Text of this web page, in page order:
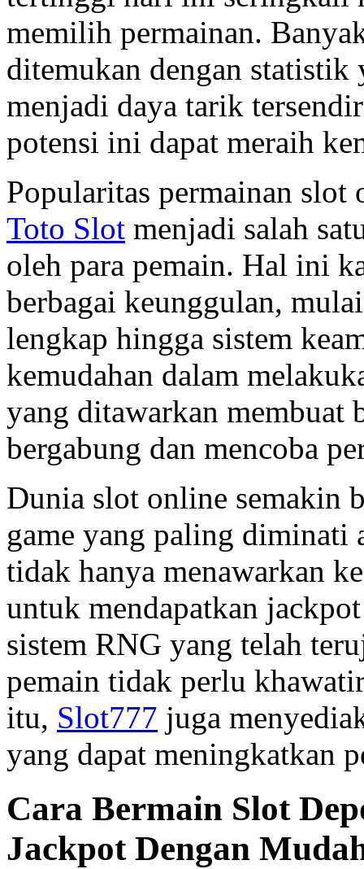
memilih permainan.
ditemukan dengan statistik
menjadi daya tarik
potensi ini dapat meraih
Popularitas permainan slot
Toto Slot menjadi salah
oleh para pemain. Hal ini
berbagai keunggulan,
lengkap hingga sistem
kemudahan dalam
yang ditawarkan membuat
bergabung dan mencoba
Dunia slot online semakin
game yang paling diminati
tidak hanya menawarkan
untuk mendapatkan
sistem RNG yang telah
pemain tidak perlu
itu, Slot777 juga
yang dapat meningkatkan
Cara Bermain Slot
Jackpot Dengan